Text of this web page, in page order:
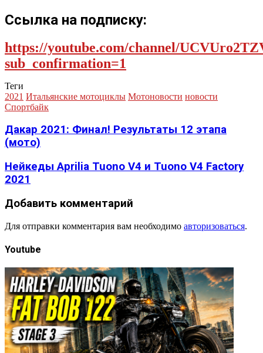
Ссылка на подписку:
https://youtube.com/channel/
sub_confirmation=1
Теги
2021 Итальянские мотоциклы Мотоновости новости
Спортбайк
Дакар 2021: Финал! Результаты 12 этапа
(мото)
Нейкеды Aprilia Tuono V4 и Tuono V4 Factory
2021
Добавить комментарий
Для отправки комментария вам необходимо авторизоваться.
Youtube